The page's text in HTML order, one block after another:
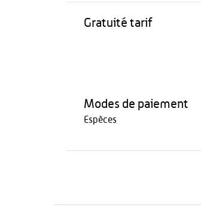
Gratuité tarif
Modes de paiement
Espèces